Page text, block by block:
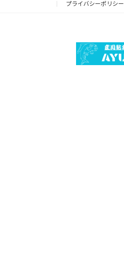
プライバシーポリシー